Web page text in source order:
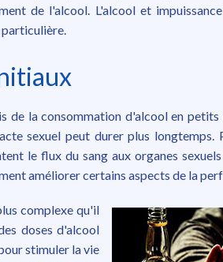
de l'alcool. L'alcool et
de la consommation d'alcool en
sexuel peut durer plus longtemps.
le flux du sang aux organes
améliorer certains aspects de la
complexe qu'il
doses d'alcool
stimuler la vie